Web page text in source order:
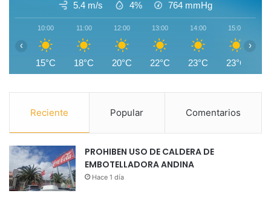
5.4 m/s 4% 764 mmHg
10:00
15°C
11:00
18°C
12:00
20°C
13:00
22°C
14:00
23°C
15:00
23°C
‹ ›
Reciente Popular Comentarios
PROHIBEN USO DE CALDERA DE
EMBOTELLADORA ANDINA
Hace 1 día